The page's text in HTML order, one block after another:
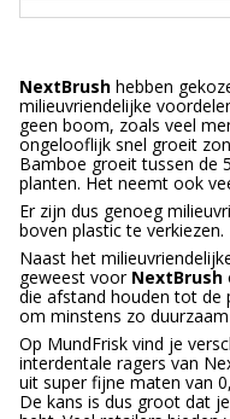
NextBrush hebben
milieuvriendelijke
geen boom, zoals veel
ongelooflijk snel groeit
Bamboe groeit tussen de
planten. Het neemt ook
Er zijn dus genoeg
boven plastic te verkiezen.
Naast het
geweest voor NextBrush
die afstand houden tot de
om minstens zo
Op MundFrisk vind je
interdentale ragers van
uit super fijne maten van
De kans is dus groot dat